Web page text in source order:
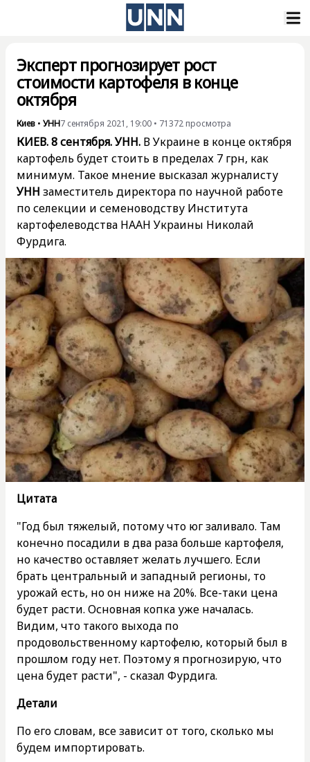
Эксперт прогнозирует рост
стоимости картофеля в конце
октября
Киев • УНН7 сентября 2021, 19:00 • 71372 просмотра
КИЕВ. 8 сентября. УНН. В Украине в конце октября
картофель будет стоить в пределах 7 грн, как
минимум. Такое мнение высказал журналисту
УНН заместитель директора по научной работе
по селекции и семеноводству Института
картофелеводства НААН Украины Николай
Фурдига.
Цитата
"Год был тяжелый, потому что юг заливало. Там
конечно посадили в два раза больше картофеля,
но качество оставляет желать лучшего. Если
брать центральный и западный регионы, то
урожай есть, но он ниже на 20%. Все-таки цена
будет расти. Основная копка уже началась.
Видим, что такого выхода по
продовольственному картофелю, который был в
прошлом году нет. Поэтому я прогнозирую, что
цена будет расти", - сказал Фурдига.
Детали
По его словам, все зависит от того, сколько мы
будем импортировать.